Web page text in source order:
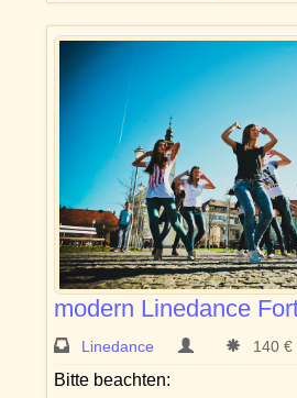
modern Linedance
Linedance 140 €
Bitte beachten: